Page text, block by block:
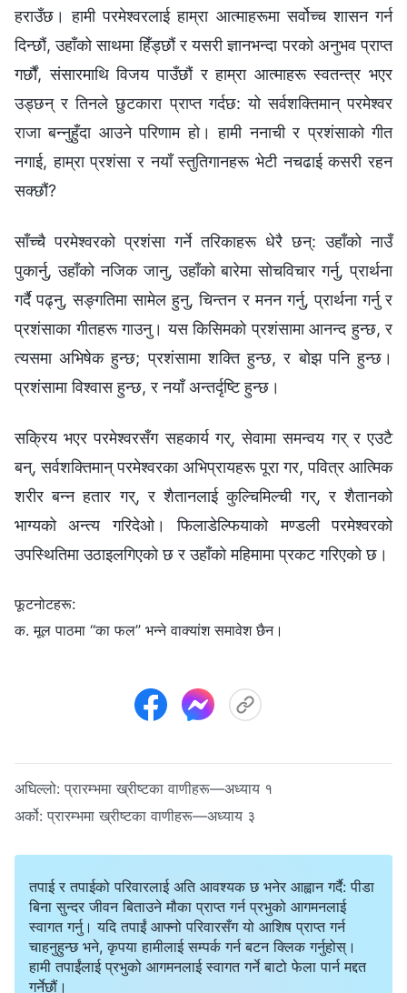
हराउँछ। हामी परमेश्‍वरलाई हाम्रा आत्माहरूमा सर्वोच्च शासन गर्न
दिन्छौं, उहाँको साथमा हिँड्छौं र यसरी ज्ञानभन्दा परको अनुभव प्राप्त
गर्छौं, संसारमाथि विजय पाउँछौं र हाम्रा आत्माहरू स्वतन्त्र भएर
उड्छन् र तिनले छुटकारा प्राप्त गर्दछ: यो सर्वशक्तिमान् परमेश्‍वर
राजा बन्नुहुँदा आउने परिणाम हो। हामी ननाची र प्रशंसाको गीत
नगाई, हाम्रा प्रशंसा र नयाँ स्तुतिगानहरू भेटी नचढाई कसरी रहन
सक्छौं?
साँच्चै परमेश्‍वरको प्रशंसा गर्ने तरिकाहरू धेरै छन्: उहाँको नाउँ
पुकार्नु, उहाँको नजिक जानु, उहाँको बारेमा सोचविचार गर्नु, प्रार्थना
गर्दै पढ्नु, सङ्गतिमा सामेल हुनु, चिन्तन र मनन गर्नु, प्रार्थना गर्नु र
प्रशंसाका गीतहरू गाउनु। यस किसिमको प्रशंसामा आनन्द हुन्छ, र
त्यसमा अभिषेक हुन्छ; प्रशंसामा शक्ति हुन्छ, र बोझ पनि हुन्छ।
प्रशंसामा विश्‍वास हुन्छ, र नयाँ अन्तर्दृष्टि हुन्छ।
सक्रिय भएर परमेश्‍वरसँग सहकार्य गर्, सेवामा समन्वय गर् र एउटै
बन्, सर्वशक्तिमान् परमेश्‍वरका अभिप्रायहरू पूरा गर, पवित्र आत्मिक
शरीर बन्न हतार गर्, र शैतानलाई कुल्चिमिल्ची गर्, र शैतानको
भाग्यको अन्त्य गरिदेओ। फिलाडेल्फियाको मण्डली परमेश्‍वरको
उपस्थितिमा उठाइलगिएको छ र उहाँको महिमामा प्रकट गरिएको छ।
फूटनोटहरू:
क. मूल पाठमा “का फल” भन्‍ने वाक्यांश समावेश छैन।
अघिल्लो: प्रारम्‍भमा ख्रीष्‍टका वाणीहरू—अध्याय १
अर्को: प्रारम्‍भमा ख्रीष्‍टका वाणीहरू—अध्याय ३
तपाई र तपाईको परिवारलाई अति आवश्यक छ भनेर आह्वान गर्दै: पीडा
बिना सुन्दर जीवन बिताउने मौका प्राप्त गर्न प्रभुको आगमनलाई
स्वागत गर्नु। यदि तपाईं आफ्नो परिवारसँग यो आशिष प्राप्त गर्न
चाहनुहुन्छ भने, कृपया हामीलाई सम्पर्क गर्न बटन क्लिक गर्नुहोस्।
हामी तपाईंलाई प्रभुको आगमनलाई स्वागत गर्ने बाटो फेला पार्न मद्दत
गर्नेछौं।